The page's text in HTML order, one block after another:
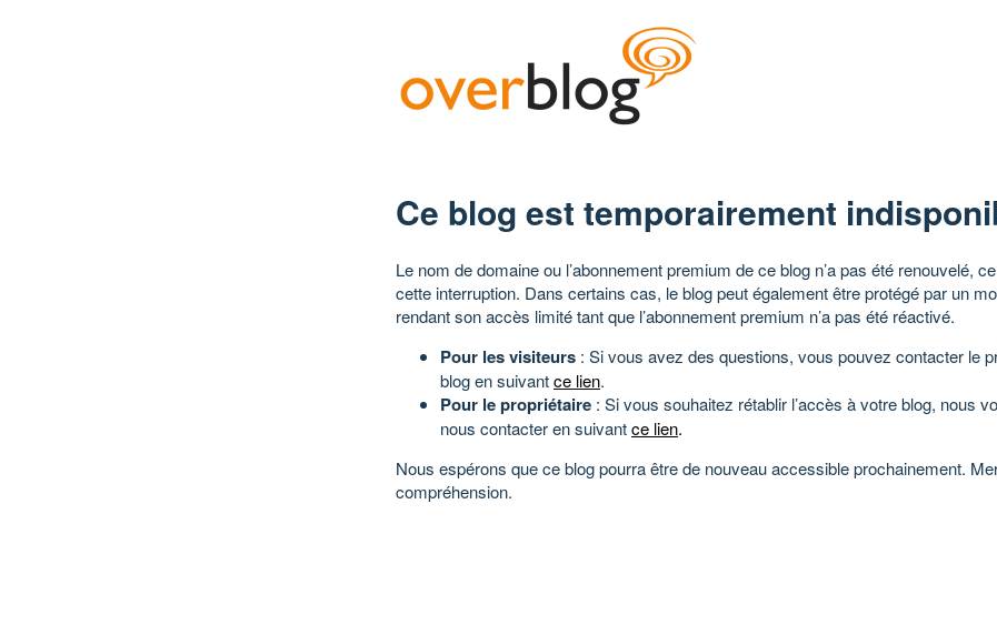
Ce blog est temporairement
Le nom de domaine ou l’abonnement premium de ce blog n’a pas été renouvelé,
cette interruption. Dans certains cas, le blog peut également être protégé par un
rendant son accès limité tant que l’abonnement premium n’a pas été réactivé.
Pour les visiteurs : Si vous avez des questions, vous pouvez contacter le
blog en suivantce lien.
Pour le propriétaire : Si vous souhaitez rétablir l’accès à votre blog, nous
nous contacter en suivantce lien.
Nous espérons que ce blog pourra être de nouveau accessible prochainement.
compréhension.